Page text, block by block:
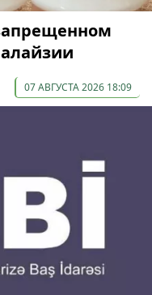
07 АВГУСТА 2026 18:09